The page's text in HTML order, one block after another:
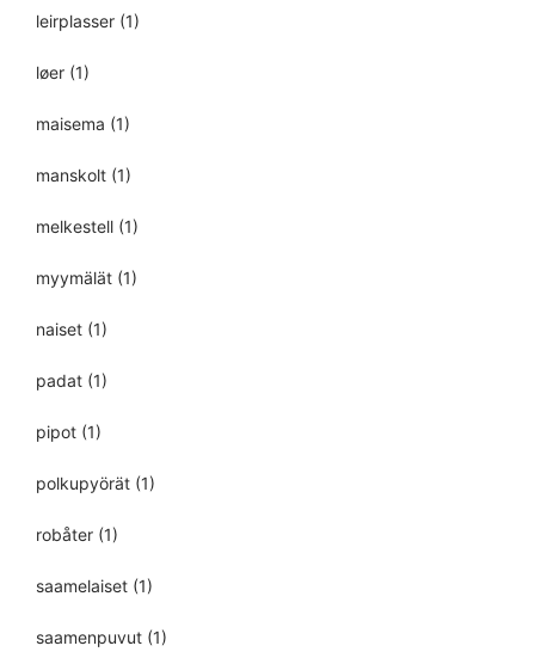
leirplasser (1)
løer (1)
maisema (1)
manskolt (1)
melkestell (1)
myymälät (1)
naiset (1)
padat (1)
pipot (1)
polkupyörät (1)
robåter (1)
saamelaiset (1)
saamenpuvut (1)